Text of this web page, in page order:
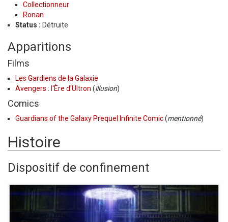
Collectionneur
Ronan
Status : Détruite
Apparitions
Films
Les Gardiens de la Galaxie
Avengers : l'Ère d'Ultron (illusion)
Comics
Guardians of the Galaxy Prequel Infinite Comic(mentionné)
Histoire
Dispositif de confinement